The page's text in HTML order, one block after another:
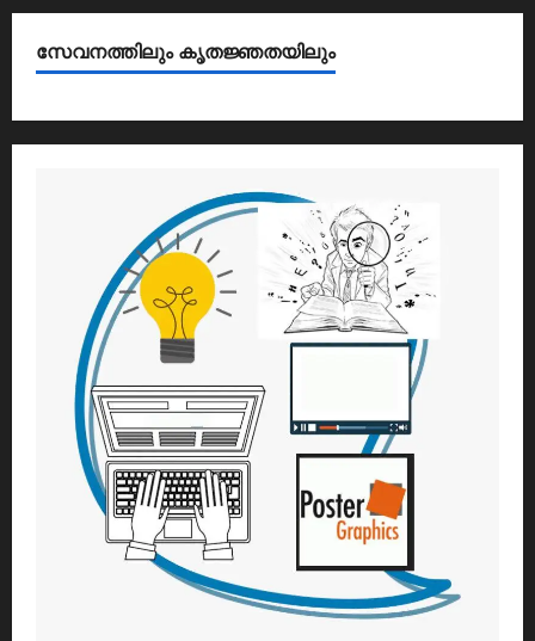
സേവനത്തിലും കൃതജ്ഞതയിലും